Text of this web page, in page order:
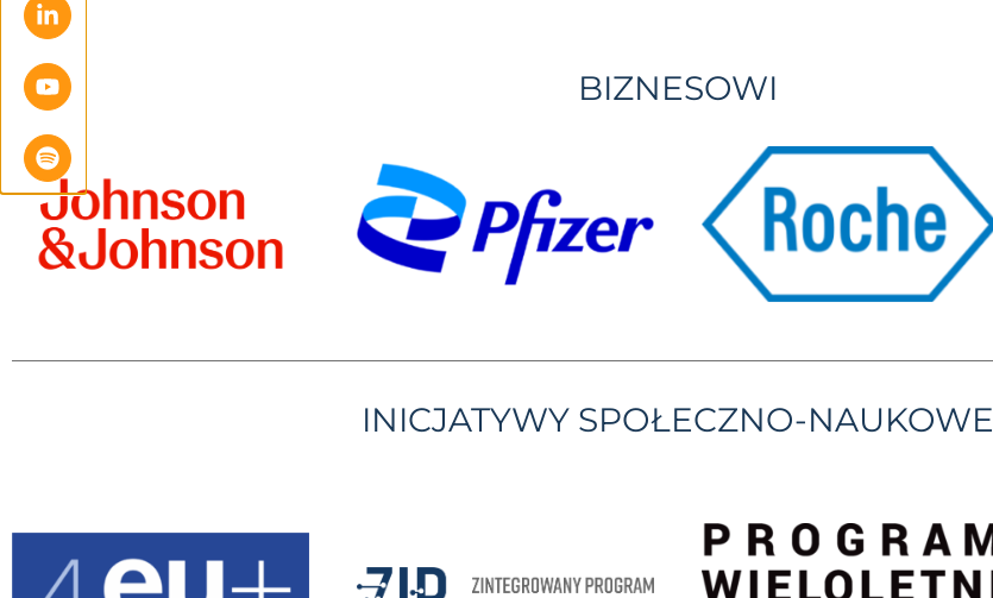
BIZNESOWI
INICJATYWY SPOŁECZNO-NAUKOWE